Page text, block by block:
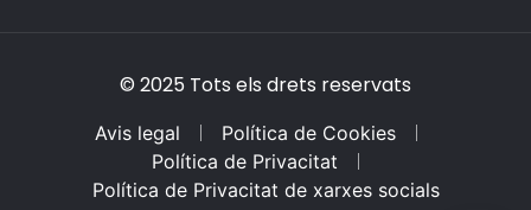
© 2025 Tots els drets reservats
Avis legal
Política de Cookies
Política de Privacitat
Política de Privacitat de xarxes socials